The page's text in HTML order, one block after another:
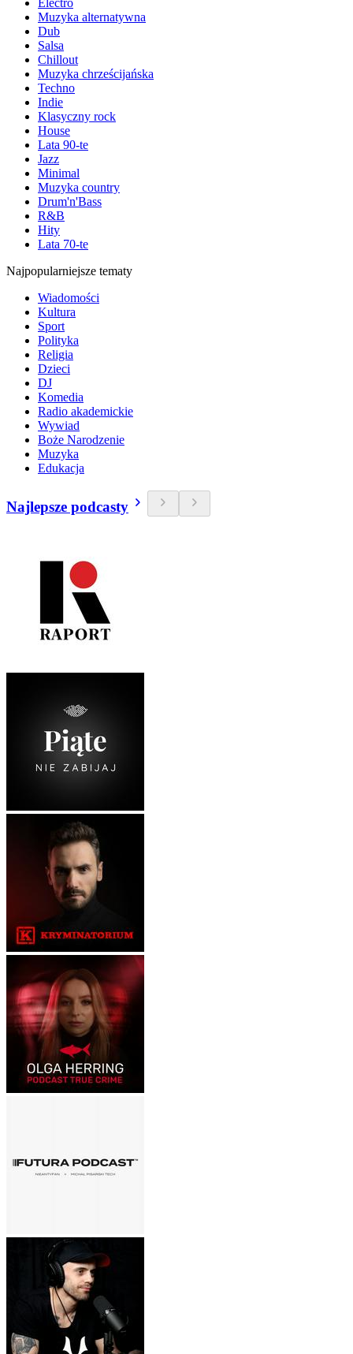
Electro
Muzyka alternatywna
Dub
Salsa
Chillout
Muzyka chrześcijańska
Techno
Indie
Klasyczny rock
House
Lata 90-te
Jazz
Minimal
Muzyka country
Drum'n'Bass
R&B
Hity
Lata 70-te
Najpopularniejsze tematy
Wiadomości
Kultura
Sport
Polityka
Religia
Dzieci
DJ
Komedia
Radio akademickie
Wywiad
Boże Narodzenie
Muzyka
Edukacja
Najlepsze podcasty